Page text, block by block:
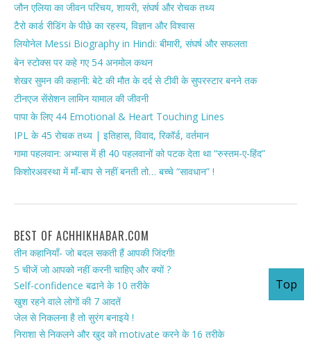
जौन एलिया का जीवन परिचय, शायरी, संघर्ष और रोचक तथ्य
टैरो कार्ड रीडिंग के पीछे का रहस्य, विज्ञान और विश्वास
लियोनेल Messi Biography in Hindi: बीमारी, संघर्ष और सफलता
बेन स्टोक्स पर कहे गए 54 अनमोल कथन
शेखर सुमन की कहानी: बेटे की मौत के दर्द से टीवी के सुपरस्टार बनने तक
टीनएज सेंसेशन लामिन यामाल की जीवनी
पापा के लिए 44 Emotional & Heart Touching Lines
IPL के 45 रोचक तथ्य | इतिहास, विवाद, रिकॉर्ड, वर्तमान
गामा पहलवान: अभ्यास में ही 40 पहलवानों को पटक देता था “रुस्तम-ए-हिंद”
किशोरअवस्था में माँ-बाप से नहीं बनती तो… बच्चे “सावधान” !
BEST OF ACHHIKHABAR.COM
तीन कहानियाँ- जो बदल सकती हैं आपकी जिंदगी!
5 चीजें जो आपको नहीं करनी चाहिए और क्यों ?
Self-confidence बढाने के 10 तरीके
खुश रहने वाले लोगों की 7 आदतें
जेल से निकलना है तो सुरंग बनाइये !
निराशा से निकलने और खुद को motivate करने के 16 तरीके
Top